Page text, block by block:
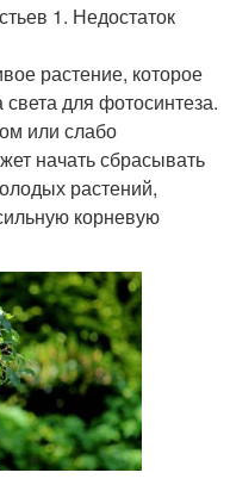
1. Недостаток
растение, которое
света для фотосинтеза.
или слабо
начать сбрасывать
растений,
корневую